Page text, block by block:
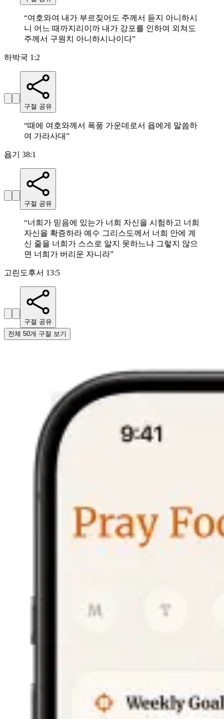
“여호와여 내가 부르짖어도 주께서 듣지 아니하시
니 어느 때까지리이까 내가 강포를 인하여 외쳐도
주께서 구원치 아니하시나이다”
하박국 1:2
구절 공유
“때에 여호와께서 폭풍 가운데로서 욥에게 말씀하
여 가라사대”
욥기 38:1
구절 공유
“너희가 믿음에 있는가 너희 자신을 시험하고 너희
자신을 확증하라 예수 그리스도께서 너희 안에 계
신 줄을 너희가 스스로 알지 못하느냐 그렇지 않으
면 너희가 버리운 자니라”
고린도후서 13:5
구절 공유
전체 50개 구절 보기